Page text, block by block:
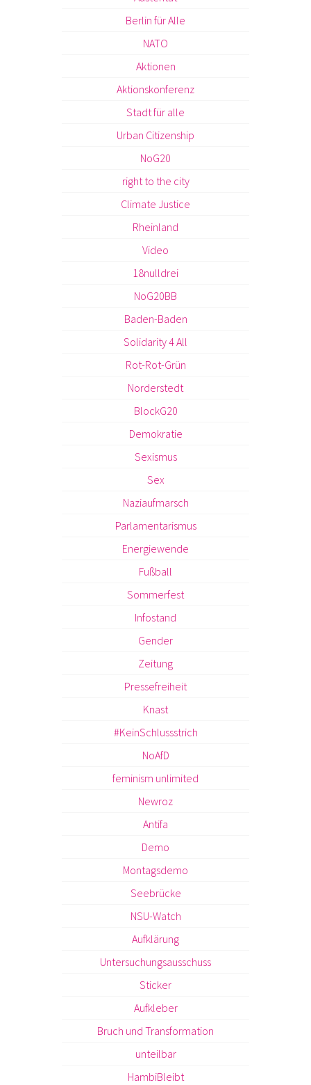
Berlin für Alle
NATO
Aktionen
Aktionskonferenz
Stadt für alle
Urban Citizenship
NoG20
right to the city
Climate Justice
Rheinland
Video
18nulldrei
NoG20BB
Baden-Baden
Solidarity 4 All
Rot-Rot-Grün
Norderstedt
BlockG20
Demokratie
Sexismus
Sex
Naziaufmarsch
Parlamentarismus
Energiewende
Fußball
Sommerfest
Infostand
Gender
Zeitung
Pressefreiheit
Knast
#KeinSchlussstrich
NoAfD
feminism unlimited
Newroz
Antifa
Demo
Montagsdemo
Seebrücke
NSU-Watch
Aufklärung
Untersuchungsausschuss
Sticker
Aufkleber
Bruch und Transformation
unteilbar
HambiBleibt